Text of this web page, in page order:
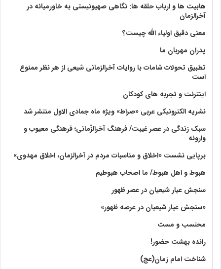
هابیت ها و ارباب حلقه ها: نگاهی صهیونیستی به خاورمیانه در
آخرالزمان
معنی دقیق اولیاء الله چیست؟
پدران مهربان ما
تطبیق تحولات شامات با روایات آخرالزمانی شیعی از هر نظر ممنوع
است
اینترنت و تجربه های کودکان
نشریه الکترونیکی عربی «صراط» ویژه ماه جمادی الاول منتشر شد
سبک زندگی در عصر غیبت/ فرهنگ آخرالزّمانی؛ فرهنگی معیوب و
وارونه
برپایی نشست «اخلاق و مناسبات مردم در آخرالزمان، اخلاق مهدوی»
هبوط و اهل هبوط/ ما اصحاب هبوطیم
سنجش عیار شیعیان در عصر ظهور
«سنجش عیار شیعیان در عرصه ظهور»
محتسب و مست
رانده بهشت‌ حضور!
شناخت امام زمان(عج)